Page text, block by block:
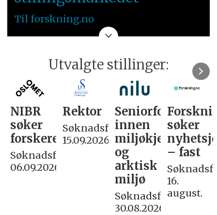
Til forskning.no
Utvalgte stillinger:
NIBR
søker
forskere
Søknadsfrist:
06.09.2026
Rektor
Søknadsfrist:
15.09.2026
Seniorforsker
innen
miljøkjemi
og
arktisk
miljø
Søknadsfrist:
30.08.2026
søker
– fast
16.
august.